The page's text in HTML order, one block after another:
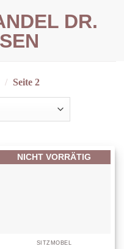
/ Seite 2
NICHT VORRÄTIG
SITZMÖBEL